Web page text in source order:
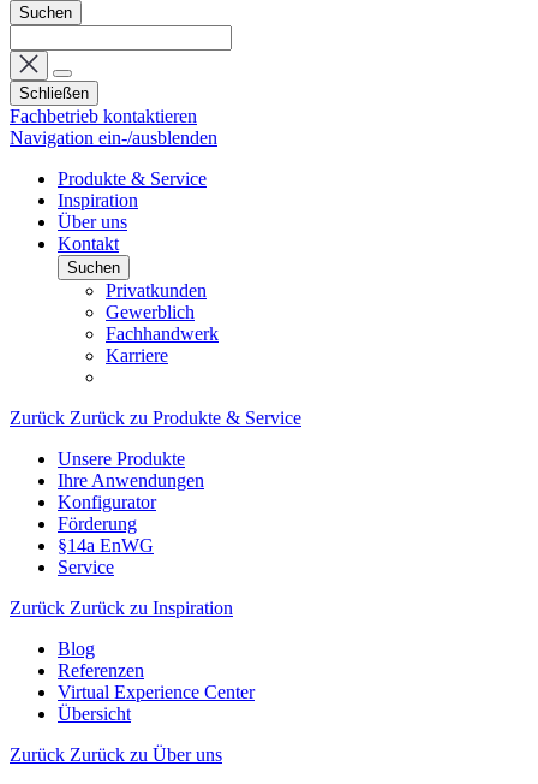
Suchen
Schließen
Fachbetrieb kontaktieren
Navigation ein-/ausblenden
Produkte & Service
Inspiration
Über uns
Kontakt
Suchen
Privatkunden
Gewerblich
Fachhandwerk
Karriere
Zurück Zurück zu Produkte & Service
Unsere Produkte
Ihre Anwendungen
Konfigurator
Förderung
§14a EnWG
Service
Zurück Zurück zu Inspiration
Blog
Referenzen
Virtual Experience Center
Übersicht
Zurück Zurück zu Über uns